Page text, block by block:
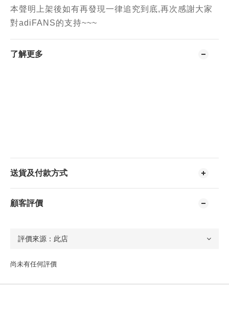
本聲明上架後如有再發現一律追究到底,再次感謝大家
對adiFANS的支持~~~
了解更多
送貨及付款方式
顧客評價
尚未有任何評價